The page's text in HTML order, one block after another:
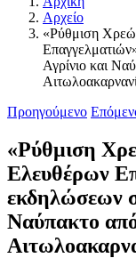
Αρχείο
«Ρύθμιση
Αγρίνιο και
Προηγούμενο
«Ρύθμιση
Ελευθέρων
εκδηλώσεων
Ναύπακτο